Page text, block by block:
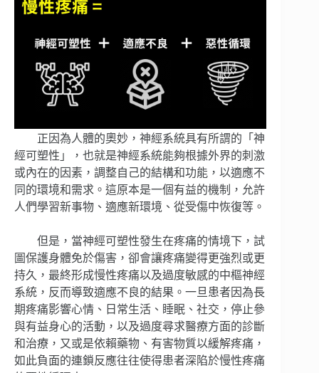
正因為人體的奧妙，神經系統具有所謂的「神
經可塑性」，也就是神經系統能夠根據外界的刺激
或內在的因素，調整自己的結構和功能，以適應不
同的環境和需求。這原本是一個有益的機制，允許
人們學習新事物、適應新環境、從受傷中恢復等。
但是，當神經可塑性發生在疼痛的情境下，試
圖保護身體免於傷害，卻會讓疼痛變得更強烈或更
持久，最終形成慢性疼痛以及過度敏感的中樞神經
系統，反而導致適應不良的結果。一旦患者因為長
期疼痛影響心情、日常生活、睡眠、社交，停止參
與有益身心的活動，以及過度尋求醫療方面的診斷
和治療，又或是依賴藥物、有害物質以緩解疼痛，
如此負面的連鎖反應往往使得患者深陷於慢性疼痛